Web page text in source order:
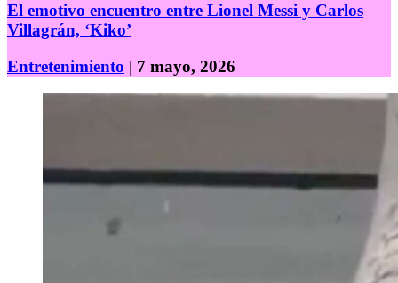
El emotivo encuentro entre Lionel Messi y Carlos
Villagrán, ‘Kiko’
Entretenimiento | 7 mayo, 2026